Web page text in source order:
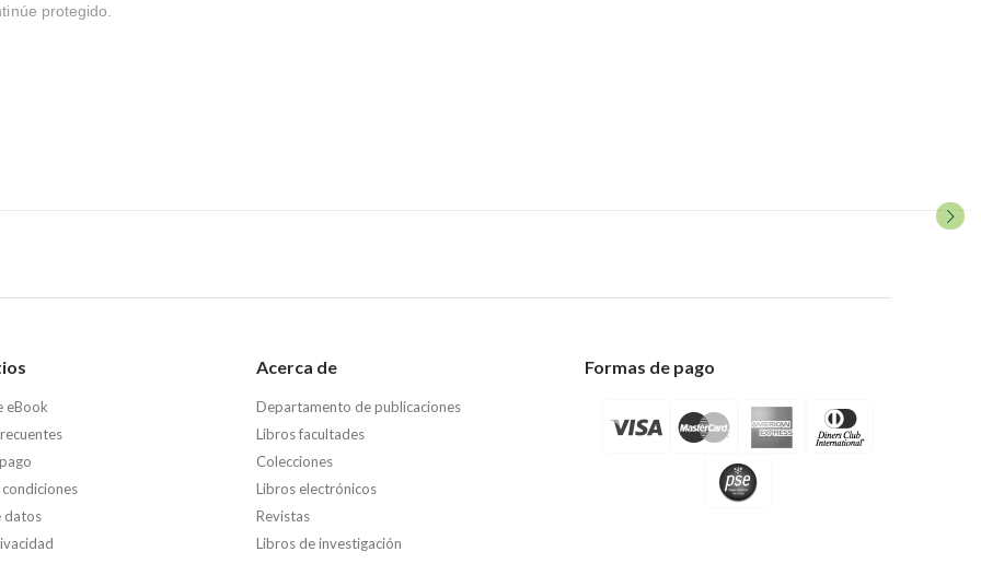
protegido.
eBook
datos
Acerca de
Departamento de publicaciones
Libros facultades
Colecciones
Libros electrónicos
Revistas
Libros de investigación
Formas de pago